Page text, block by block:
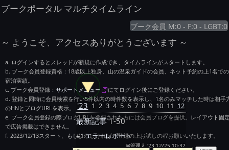
ブークポータル マルチタイムライン
ブーク会員 M:0 - F:0 - LGBT:0
～ ようこそ、アクセスありがとうございます ～
ログインするとスレッドが新規に作成でき、タイムラインがスタートします。
ブーク会員登録資格：18歳以上独身、山の温泉ガイドの会員、ネット予約の上1名での
宿泊実績。
ブーク会員登録： サポートメニュー
にてログイン後にご登録ください。
登録と同時に会員検索を行い5件以内の時件数を表示し、1名のみマッチした時は相手
のHNとブログURLを表示。
ブーク会員登録の際ブログURLを登録された方には会員ブログを提供。レイアウト固
で広告掲載はできません。
2023/12/13スタート、もしよろしければご登録の上お試しの程お願いいたします。
'23 1 2 3 4 5 6 7 8 9 10 11 12
最新記事1-50
#1:エラーレポート
@管理人 '23 12/25 10:37